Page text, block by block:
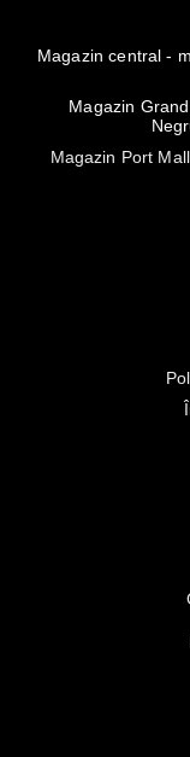
Magazin central -
Magazin
Magazin Port